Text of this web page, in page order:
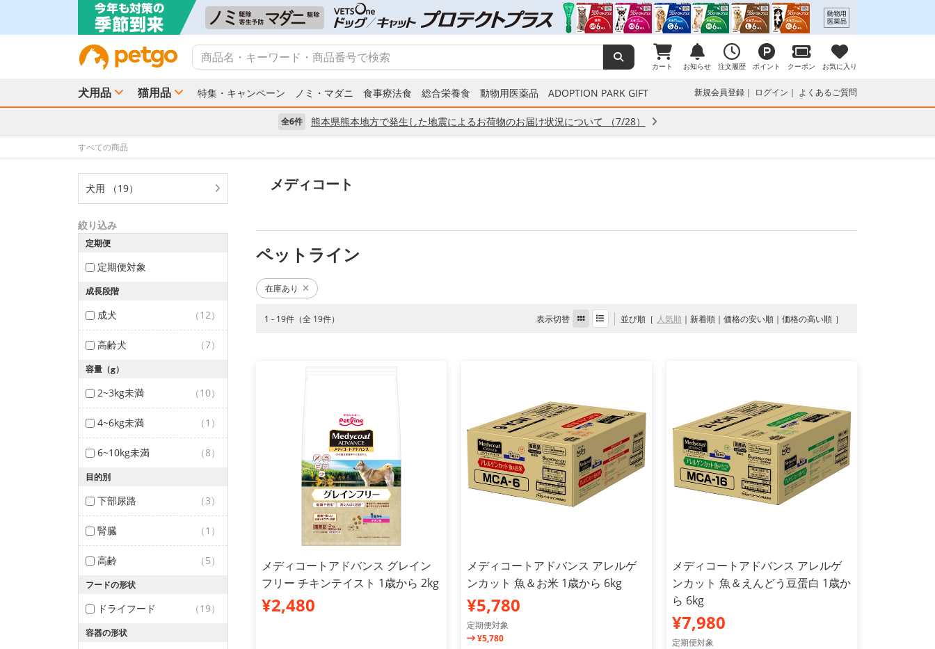
カート お知らせ 注文履歴 ポイント クーポン お気に入り
犬用品 猫用品 特集・キャンペーン ノミ・マダニ 食事療法食 総合栄養食 動物用医薬品 ADOPTION PARK GIFT 新規会員登録 ログイン よくあるご質問
全6件 熊本県熊本地方で発生した地震によるお荷物のお届け状況について （7/28）
すべての商品
犬用 （19）
絞り込み
定期便
定期便対象
成長段階
成犬 （12）
高齢犬 （7）
容量（g）
2~3kg未満 （10）
4~6kg未満 （1）
6~10kg未満 （8）
目的別
下部尿路 （3）
腎臓 （1）
高齢 （5）
フードの形状
ドライフード （19）
容器の形状
メディコート
ペットライン
在庫あり
1 - 19件（全 19件） 表示切替 並び順 人気順 新着順 価格の安い順 価格の高い順
メディコートアドバンス グレイン
フリー チキンテイスト 1歳から 2kg
¥2,480
メディコートアドバンス アレルゲ
ンカット 魚＆お米 1歳から 6kg
¥5,780
定期便対象
¥5,780
メディコートアドバンス アレルゲ
ンカット 魚＆えんどう豆蛋白 1歳か
ら 6kg
¥7,980
定期便対象